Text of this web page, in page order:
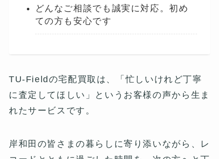
どんなご相談でも誠実に対応。初め
ての方も安心です
TU-Fieldの宅配買取は、「忙しいけれど丁寧
に査定してほしい」というお客様の声から生ま
れたサービスです。
岸和田の皆さまの暮らしに寄り添いながら、レ